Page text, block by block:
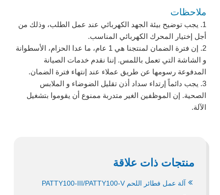
ملاحظات
1. يجب توضيح بيئة الجهد الكهربائي عند عمل الطلب، وذلك من
أجل إختيار المحرك الكهربائي المناسب.
2. إن فترة الضمان لمنتجنا هي 1 عام، ما عدا الحزام، الأسطوانة
و الشاشة التي تعمل باللمس. إننا نقدم خدمات الصيانة
المدفوعة رسومها عن طريق عملاء عند إنتهاء فترة الضمان.
3. يجب دائماً إرتداء سداد أذن تقليل الضوضاء و الملابس
الصحية. إن الموظفين الغير متدربة ممنوع أن يقوموا بتشغيل
الآلة.
منتجات ذات علاقة
آلة عمل فطائر اللحم PATTY100-III/PATTY100-V